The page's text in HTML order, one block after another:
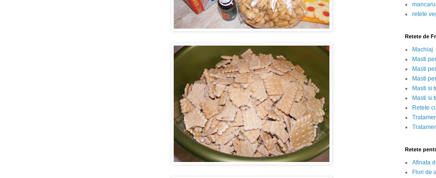
retete
Retete de
Machiaj
Masti
Masti
Masti
Masti si
Masti si
Retete
Retete
Afinata
Flori de